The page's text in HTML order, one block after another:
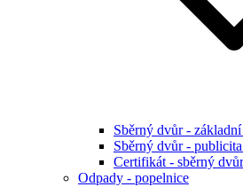
Sběrný dvůr -
Sběrný dvůr -
Certifikát - sběrný
Odpady - popelnice